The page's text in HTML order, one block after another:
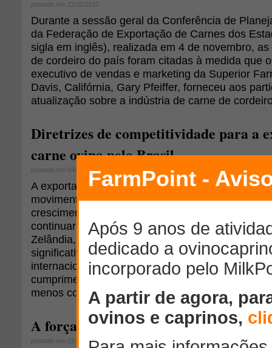
postado em 22/11/2011
Durante a sessão geral da Conferência de
da Federação de Exportação de Carnes dos
sigla em inglês), realizada em 4 de novembro,
de cordeiro do país foram citadas à medida que
executivo de vendas e marketing da Superior
Davis, Califórnia, Gary Pfeiffer, forneceu aos
atualização sobre a indústria de carne de
Diretrizes de competitividade para a
carne ovina pelo Brasil
postado em 04/11/2011
A exportação de produtos da ovinocultura,
movimenta cerca de US$ 11 bilhões todos os
crescimento. Os mercados mais exigentes para
continuar comprando grandes volumes da
Zelândia, que são os únicos fornecedores que
significativos e são considerados muito
internacional. No entanto, estas compras serão
cumprimento a contratos de fornecimento de
menos com aquisições eventuais.
A força do marketing
postado em 01/11/2011